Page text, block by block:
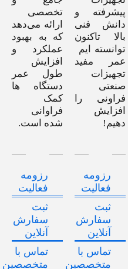
پیشرفته و
دانش فنی
بالا تاکنون
توانسته ایم
عمر مفید
تجهیزات
صنعتی
فراونی را
افزایش
دهیم!
رزومه
فعالیت
ثبت
سفارش
آنلاین
تماس با
متخصصین
تخصصی
ارائه می‌دهد
که به بهبود
عملکرد و
افزایش
طول عمر
دستگاه ها
کمک
فراوانی
شده است.
رزومه
فعالیت
ثبت
سفارش
آنلاین
تماس با
متخصصین